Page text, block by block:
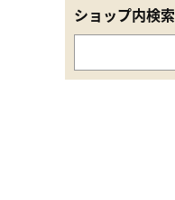
ショップ内検索